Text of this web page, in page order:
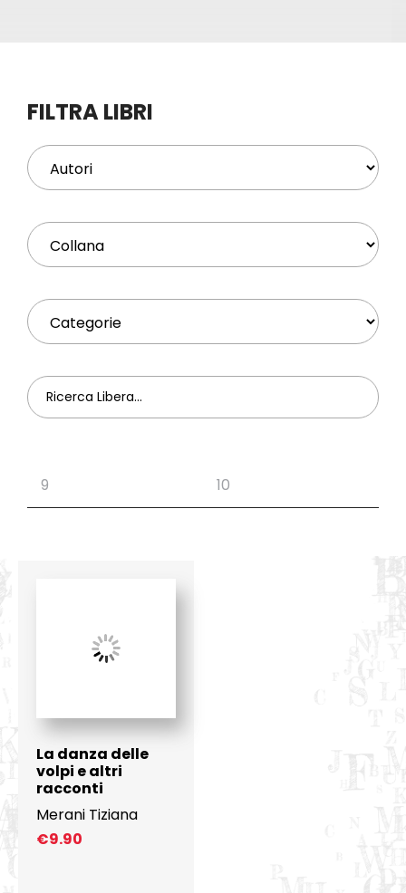
Profilo
FILTRA LIBRI
La danza delle
volpi e altri
racconti
Merani Tiziana
€9.90